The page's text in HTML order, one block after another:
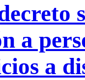
a
a